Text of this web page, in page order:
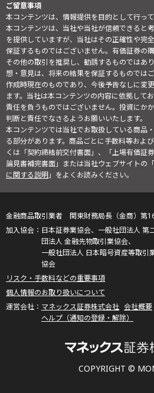
ご留意事項
本コンテンツは、情報提供を目的として行って
本コンテンツは、当社や当社が信頼できると
を提供していますが、当社はその正確性や完
保証するものではございません。有価証券の
その他の取引を推奨し、勧誘するものではあ
想・意見は、将来の結果を保証するものでは
作成時現在のものであり、今後予告なしに変
ます。当社は本コンテンツの内容に依拠して
責任を負うものではございません。投資にか
判断と責任でなさるようお願いいたします。
本コンテンツでは当社でお取扱している商品
る部分があります。商品ごとに手数料等およ
くは「契約締結前交付書面」、「上場有価証
論見書補完書面」または当社ウェブサイトの「
に関する説明」をよくお読みください。
COPYRIGHT ©
金融商品取引業者 関東財務局長（金商）第
日本証券業協会、一般社団法人 第
団法人 金融先物取引業協会、
一般社団法人 日本暗号資産等取引
協会
リスク・手数料などの重要事項
個人情報のお取り扱いについて
マネックス証券株式会社 会社概要
ヘルプ（通知の登録・解除）